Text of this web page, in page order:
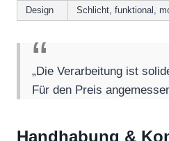
Design
Schlicht, funktional,
„Die Verarbeitung ist
Für den Preis
Handhabung &